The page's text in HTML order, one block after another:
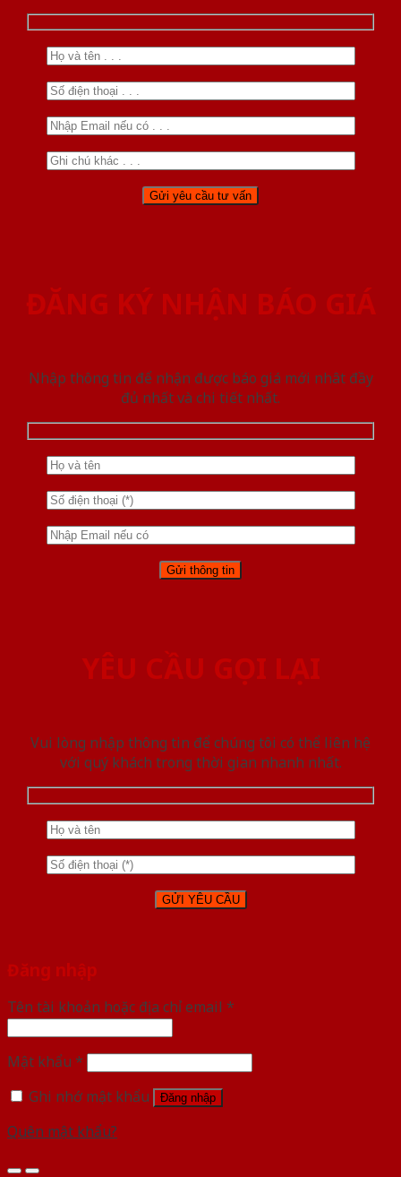
ĐĂNG KÝ NHẬN BÁO GIÁ
Nhập thông tin để nhận được báo giá mới nhât đầy
đủ nhất và chi tiết nhất.
YÊU CẦU GỌI LẠI
Vui lòng nhập thông tin để chúng tôi có thể liên hệ
với quý khách trong thời gian nhanh nhất.
Đăng nhập
Tên tài khoản hoặc địa chỉ email *
Mật khẩu *
Ghi nhớ mật khẩu
Đăng nhập
Quên mật khẩu?